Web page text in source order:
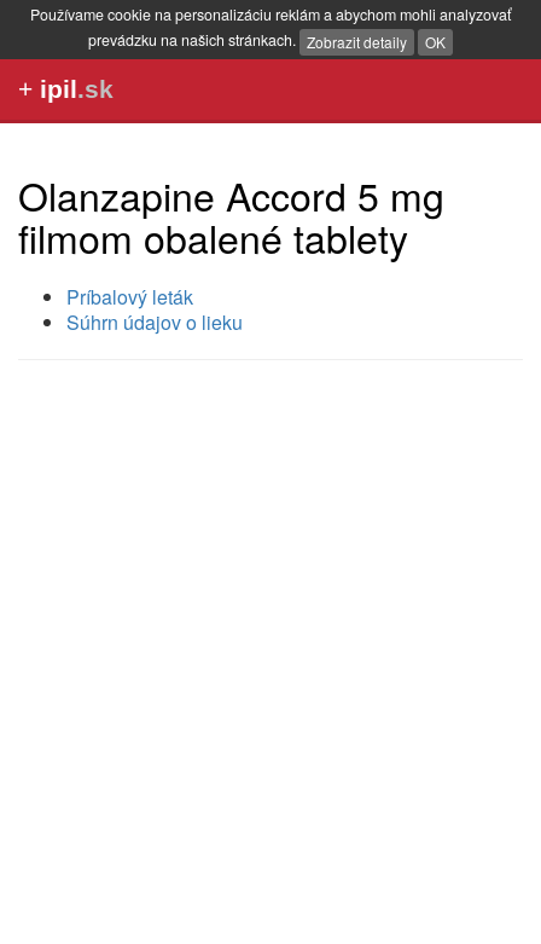
Používame cookie na personalizáciu reklám a abychom mohli analyzovať
prevádzku na našich stránkach. Zobrazit detaily OK
+ ipil.sk
Olanzapine Accord 5 mg
filmom obalené tablety
Príbalový leták
Súhrn údajov o lieku